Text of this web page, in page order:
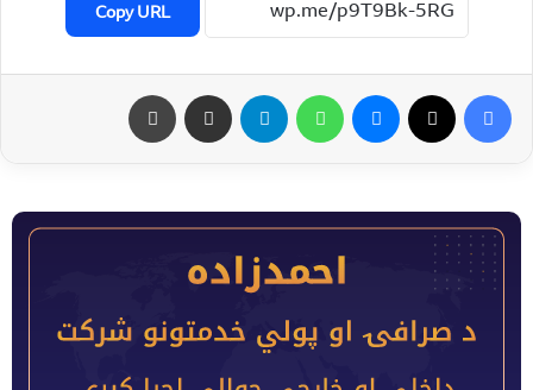
Copy URL